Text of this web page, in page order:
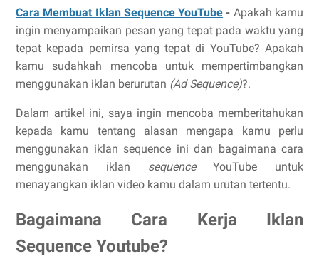
Cara Membuat Iklan Sequence YouTube - Apakah kamu
ingin menyampaikan pesan yang tepat pada waktu yang
tepat kepada pemirsa yang tepat di YouTube? Apakah
kamu sudahkah mencoba untuk mempertimbangkan
menggunakan iklan berurutan (Ad Sequence)?.
Dalam artikel ini, saya ingin mencoba memberitahukan
kepada kamu tentang alasan mengapa kamu perlu
menggunakan iklan sequence ini dan bagaimana cara
menggunakan iklan sequenceYouTube untuk
menayangkan iklan video kamu dalam urutan tertentu.
Bagaimana Cara Kerja Iklan
Sequence Youtube?